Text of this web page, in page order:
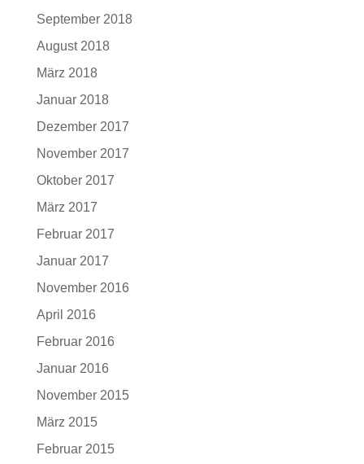
September 2018
August 2018
März 2018
Januar 2018
Dezember 2017
November 2017
Oktober 2017
März 2017
Februar 2017
Januar 2017
November 2016
April 2016
Februar 2016
Januar 2016
November 2015
März 2015
Februar 2015